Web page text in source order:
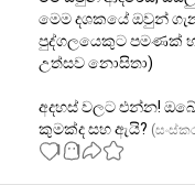
මෙම දශකයේ ඔවුන්
පුද්ගලයෙකුට පමණක්
උත්සව නොසිතා)
අදහස් වලට එන්න!
කුමක්ද සහ ඇයි?
1 1